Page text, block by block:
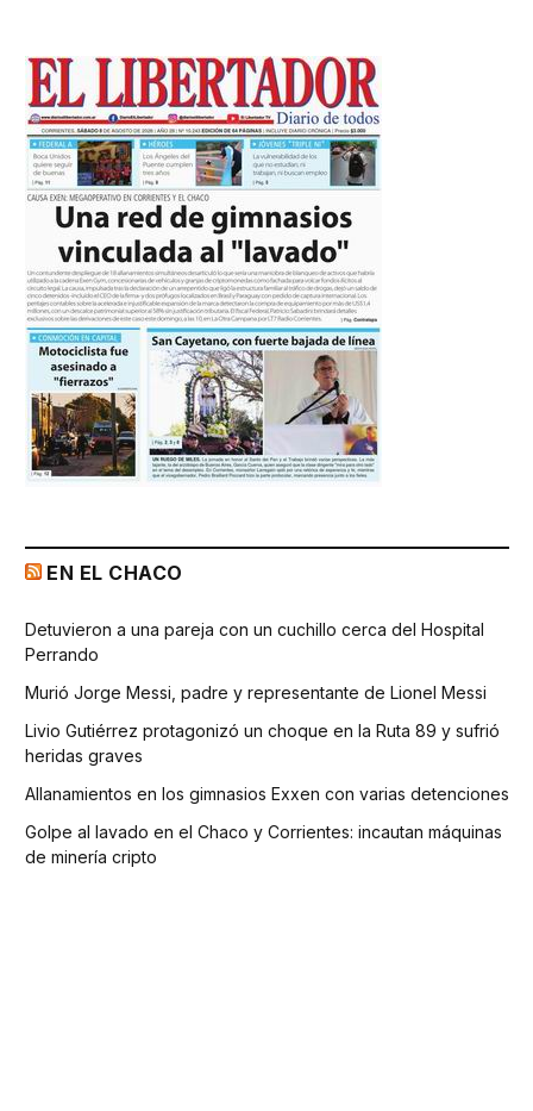
EN EL CHACO
Detuvieron a una pareja con un cuchillo cerca del Hospital
Perrando
Murió Jorge Messi, padre y representante de Lionel Messi
Livio Gutiérrez protagonizó un choque en la Ruta 89 y sufrió
heridas graves
Allanamientos en los gimnasios Exxen con varias detenciones
Golpe al lavado en el Chaco y Corrientes: incautan máquinas
de minería cripto